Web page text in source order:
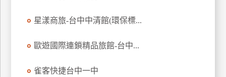
星漾商旅-台中中清館(環保標...
歐遊國際連鎖精品旅館-台中...
雀客快捷台中一中